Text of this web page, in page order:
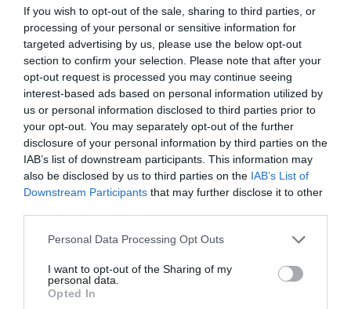
If you wish to opt-out of the sale, sharing to third parties, or
processing of your personal or sensitive information for
targeted advertising by us, please use the below opt-out
section to confirm your selection. Please note that after your
opt-out request is processed you may continue seeing
interest-based ads based on personal information utilized by
us or personal information disclosed to third parties prior to
your opt-out. You may separately opt-out of the further
disclosure of your personal information by third parties on the
IAB’s list of downstream participants. This information may
also be disclosed by us to third parties on the IAB’s List of
Downstream Participants that may further disclose it to other
Please note that this website/app uses one or more Google
not limited to your visit or usage behaviour. You may click to
grant or deny consent to Google and its third-party tags to
use your data for below specified purposes in below Google
Personal Data Processing Opt Outs
I want to opt-out of the Sharing of my
personal data.
Opted In
TAGS:
«ΕΛΛΑΔΑ
2.0»
ΝΙΚΟΣ
ΠΑΠΑΘΑΝΑΣΗΣ
ΤΑΜΕΙΟ
ΑΝΑΚΑΜΨΗΣ